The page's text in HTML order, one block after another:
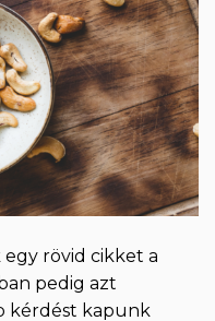
rövid cikket a
pedig azt
kérdést kapunk